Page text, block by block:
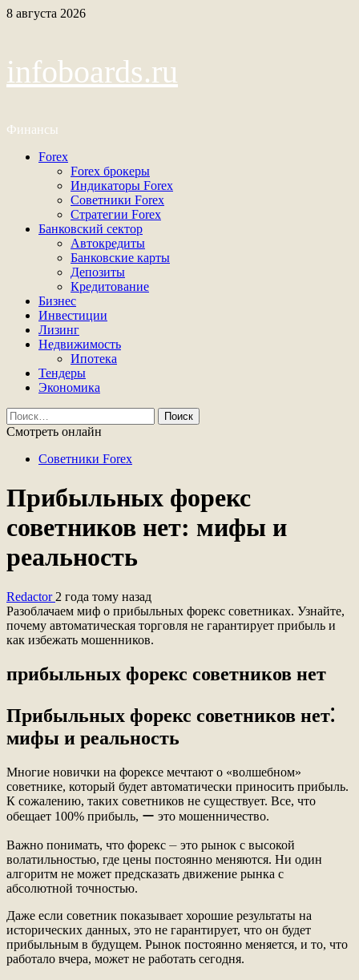
Перейти
8 августа 2026
infoboards.ru
Финансы
Основное
Forex
Forex брокеры
Индикаторы Forex
Советники Forex
Стратегии Forex
Банковский сектор
Автокредиты
Банковские карты
Депозиты
Кредитование
Бизнес
Инвестиции
Лизинг
Недвижимость
Ипотека
Тендеры
Экономика
Найти:
Смотреть онлайн
Советники Forex
Прибыльных форекс
советников нет: мифы и
реальность
Redactor 2 года тому назад
Разоблачаем миф о прибыльных форекс советниках. Узнайте,
почему автоматическая торговля не гарантирует прибыль и
как избежать мошенников.
прибыльных форекс советников нет
Прибыльных форекс советников нет⁚
мифы и реальность
Многие новички на форексе мечтают о «волшебном»
советнике, который будет автоматически приносить прибыль.
К сожалению, таких советников не существует. Все, что
обещает 100% прибыль, ー это мошенничество.
Важно понимать, что форекс ⏤ это рынок с высокой
волатильностью, где цены постоянно меняются. Ни один
алгоритм не может предсказать движение рынка с
абсолютной точностью.
Даже если советник показывает хорошие результаты на
исторических данных, это не гарантирует, что он будет
прибыльным в будущем. Рынок постоянно меняется, и то, что
работало вчера, может не работать сегодня.